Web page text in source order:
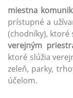
miestna
prístupné a
(chodníky), ktoré
verejným
ktoré slúžia
zeleň, parky,
účelom.